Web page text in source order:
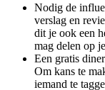
Nodig de
verslag en
dit je ook een
mag delen op
Een gratis
Om kans te
iemand te